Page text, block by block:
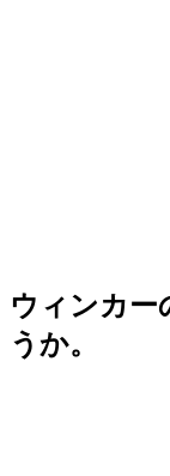
ウィンカー
うか。